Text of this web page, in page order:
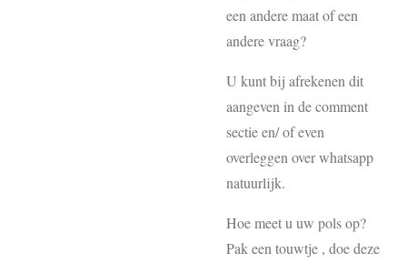
een andere maat of een
andere vraag?
U kunt bij afrekenen dit
aangeven in de comment
sectie en/ of even
overleggen over whatsapp
natuurlijk.
Hoe meet u uw pols op?
Pak een touwtje , doe deze